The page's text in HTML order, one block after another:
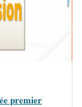
premier